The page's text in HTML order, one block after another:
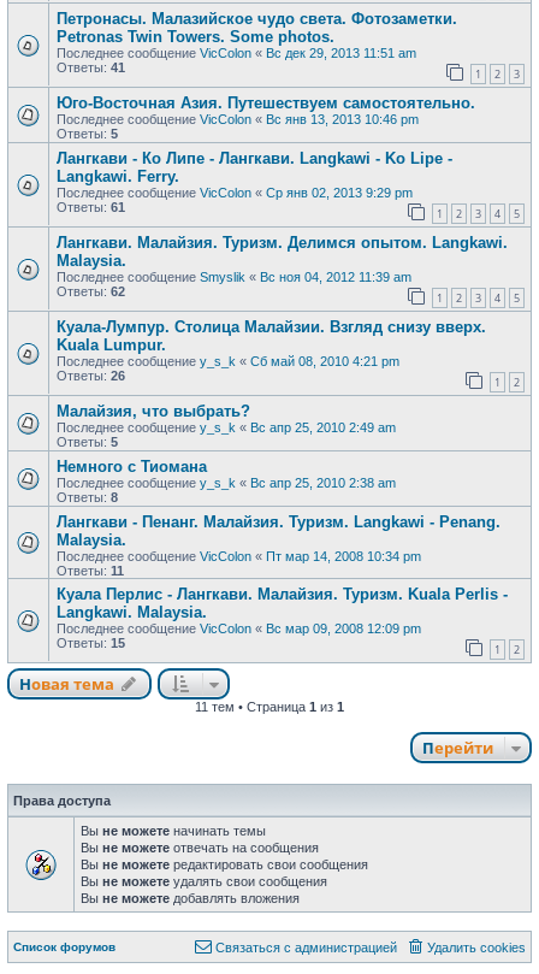
Петронасы. Малазийское чудо света. Фотозаметки.
Petronas Twin Towers. Some photos.
Последнее сообщение VicColon « Вс дек 29, 2013 11:51 am
Ответы: 41 1 2 3
Юго-Восточная Азия. Путешествуем самостоятельно.
Последнее сообщение VicColon « Вс янв 13, 2013 10:46 pm
Ответы: 5
Лангкави - Ко Липе - Лангкави. Langkawi - Ko Lipe -
Langkawi. Ferry.
Последнее сообщение VicColon « Ср янв 02, 2013 9:29 pm
Ответы: 61 1 2 3 4 5
Лангкави. Малайзия. Туризм. Делимся опытом. Langkawi.
Malaysia.
Последнее сообщение Smyslik « Вс ноя 04, 2012 11:39 am
Ответы: 62 1 2 3 4 5
Куала-Лумпур. Столица Малайзии. Взгляд снизу вверх.
Kuala Lumpur.
Последнее сообщение y_s_k « Сб май 08, 2010 4:21 pm
Ответы: 26 1 2
Малайзия, что выбрать?
Последнее сообщение y_s_k « Вс апр 25, 2010 2:49 am
Ответы: 5
Немного с Тиомана
Последнее сообщение y_s_k « Вс апр 25, 2010 2:38 am
Ответы: 8
Лангкави - Пенанг. Малайзия. Туризм. Langkawi - Penang.
Malaysia.
Последнее сообщение VicColon « Пт мар 14, 2008 10:34 pm
Ответы: 11
Куала Перлис - Лангкави. Малайзия. Туризм. Kuala Perlis -
Langkawi. Malaysia.
Последнее сообщение VicColon « Вс мар 09, 2008 12:09 pm
Ответы: 15 1 2
Новая тема
Новая тема
11 тем • Страница 1 из 1
Перейти
Права доступа
Вы не можете начинать темы
Вы не можете отвечать на сообщения
Вы не можете редактировать свои сообщения
Вы не можете удалять свои сообщения
Вы не можете добавлять вложения
Список форумов Удалить cookies
Связаться с
Связаться с администрацией